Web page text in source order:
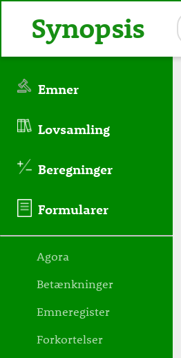
Emner
Lovsamling
Beregninger
Formularer
Agora
Betænkninger
Emneregister
Forkortelser
Synopsis